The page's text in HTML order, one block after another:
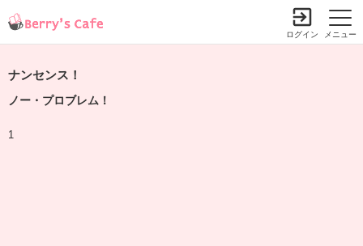
メニュー
ログイン
ナンセンス！
ノー・プロブレム！
1